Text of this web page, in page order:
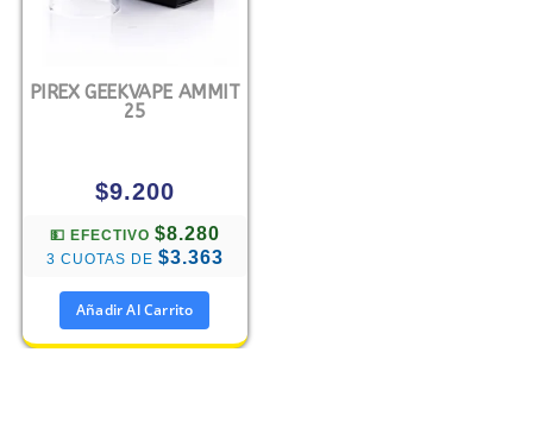
PIREX GEEKVAPE AMMIT
25
$9.200
💵 EFECTIVO $8.280
3 CUOTAS DE $3.363
Añadir Al Carrito